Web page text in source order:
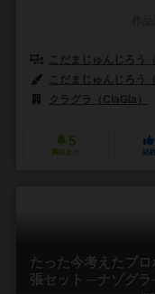
こだまじゅんじろう
こだまじゅんじろう
クラグラ（ClaGla）
5
興味あり 経
たった今考えたプ
張セット ─ナゾグラ